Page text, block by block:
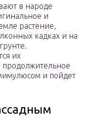
в народе
и
растение,
кадках и на
их
и пойдет